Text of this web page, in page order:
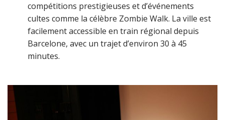
compétitions prestigieuses et d’événements
cultes comme la célèbre Zombie Walk. La ville est
facilement accessible en train régional depuis
Barcelone, avec un trajet d’environ 30 à 45
minutes.